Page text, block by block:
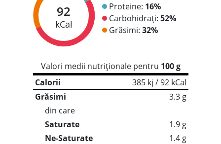
92
kCal
Proteine: 16%
Carbohidrați: 52%
Grăsimi: 32%
Valori medii nutriționale pentru 100 g
Calorii
385 kj / 92 kCal
Grăsimi
3.3 g
din care
Saturate
1.9 g
Ne-Saturate
1.4 g